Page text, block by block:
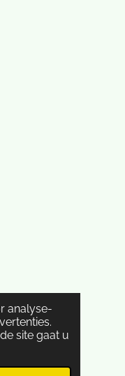
analyse-
site gaat u